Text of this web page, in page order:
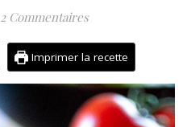
2 Commentaires
Imprimer la recette